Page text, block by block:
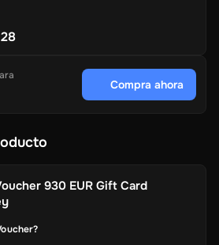
Compra ahora
930 EUR Gift Card